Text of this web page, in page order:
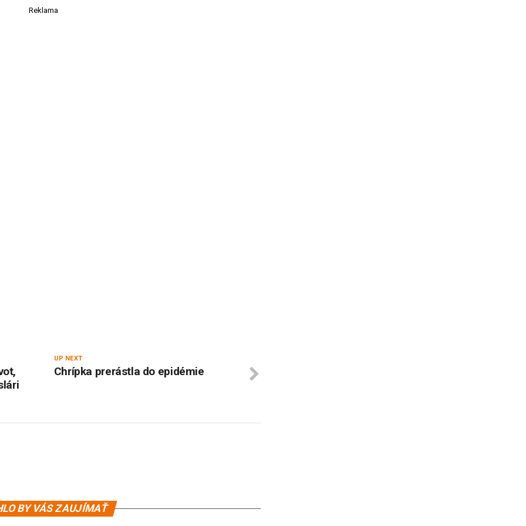
Reklama
UP NEXT
Chrípka prerástla do epidémie
BY VÁS ZAUJÍMAŤ